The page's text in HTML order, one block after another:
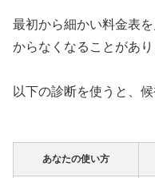
最初から細かい料金表
からなくなることがあり
以下の診断を使うと、
あなたの使い方